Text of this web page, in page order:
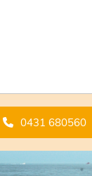
0431 680560